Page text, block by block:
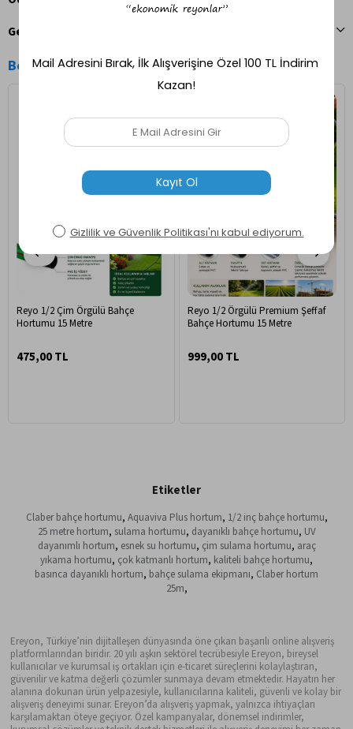
Geri Bildirim Gönder
Benzer Ürünler
Reyo 1/2 Çim Örgülü Bahçe
Hortumu 15 Metre
475,00 TL
Reyo 1/2 Örgülü Premium Şeffaf
Bahçe Hortumu 15 Metre
999,00 TL
Etiketler
Claber bahçe hortumu, Aquaviva Plus hortum, 1/2 inç bahçe hortumu,
25 metre hortum, sulama hortumu, dayanıklı bahçe hortumu, UV
dayanımlı hortum, esnek su hortumu, çim sulama hortumu, araç
yıkama hortumu, çok katmanlı hortum, kaliteli bahçe hortumu,
basınca dayanıklı hortum, bahçe sulama ekipmanı, Claber hortum
25m,
Ereyon, Türkiye’nin dijitalleşen dünyasında öne çıkan başarılı online alışveriş
platformlarından biridir. 20 yılı aşkın sektörel tecrübesiyle Ereyon, bireysel
kullanıcılar ve kurumsal iş ortakları için e-ticaret süreçlerini kolaylaştıran,
güvenilir ve katma değerli çözümler sunmaya devam etmektedir. Hayatın her
alanına dokunan ürün yelpazesiyle, kullanıcılarına kaliteli, güvenli ve kolay bir
alışveriş deneyimi sunar. Ereyon’da alışveriş yapmak, yalnızca ihtiyaçları
karşılamaktan öteye geçiyor. Özel kampanyalar, dönemsel indirimler,